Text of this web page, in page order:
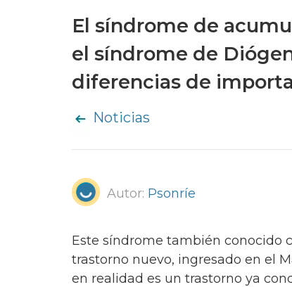
El síndrome de
el síndrome de
diferencias de
Noticias
Autor: Psonríe
Este síndrome también conocido
trastorno nuevo, ingresado en el
en realidad es un trastorno ya